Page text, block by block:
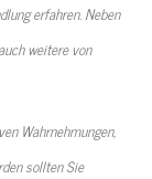
erfahren. Neben
weitere von
Wahrnehmungen,
sollten Sie